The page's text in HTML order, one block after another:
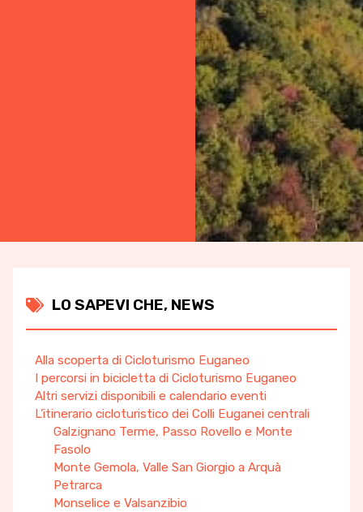
LO SAPEVI CHE, NEWS
Alla scoperta di Cicloturismo Euganeo
I percorsi in bicicletta di Cicloturismo Euganeo
Altri servizi disponibili e calendario eventi
L’itinerario cicloturistico dei Colli Euganei centrali
Galzignano Terme, Passo Rovello e Monte
Fasolo
Monte Gemola, Valle San Giorgio a Arquà
Petrarca
Monselice e Valsanzibio